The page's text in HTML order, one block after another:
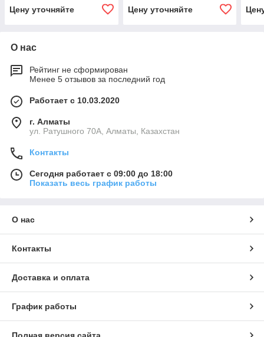
Цену уточняйте
Цену уточняйте
О нас
Рейтинг не сформирован
Менее 5 отзывов за последний год
Работает с 10.03.2020
г. Алматы
ул. Ратушного 70А, Алматы, Казахстан
Контакты
Сегодня работает с 09:00 до 18:00
Показать весь график работы
О нас
Контакты
Доставка и оплата
График работы